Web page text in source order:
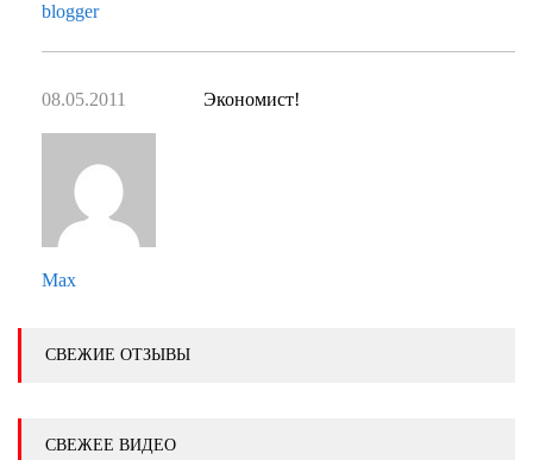
blogger
08.05.2011
Max
Экономист!
СВЕЖИЕ ОТЗЫВЫ
СВЕЖЕЕ ВИДЕО